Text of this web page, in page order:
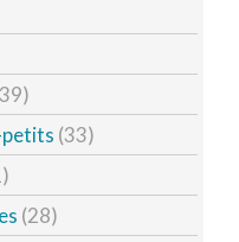
petits (33)
(28)